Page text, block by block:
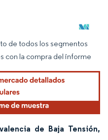
atribución según CC BY 4.0.
de todos los segmentos
con la compra del informe
de Baja Tensión,